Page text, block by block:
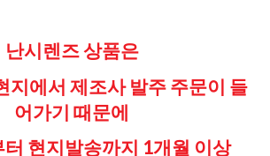
난시렌즈 상품은
지에서 제조사 발주 주문이 들
어가기 때문에
현지발송까지 1개월 이상